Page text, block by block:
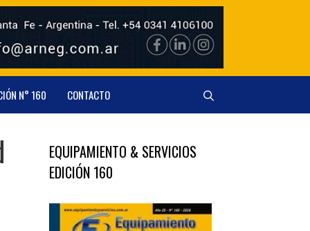
N° 160 CONTACTO
EQUIPAMIENTO & SERVICIOS
EDICIÓN 160